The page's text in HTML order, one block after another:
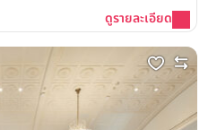
ดูรายละเอียด